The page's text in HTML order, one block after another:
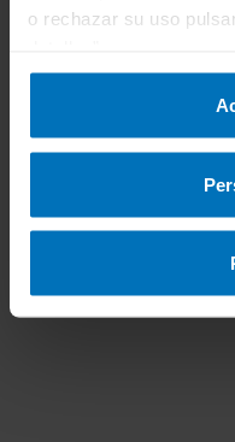
o rechazar su uso
hace más de 12
responsable de
de ITV en TÜV